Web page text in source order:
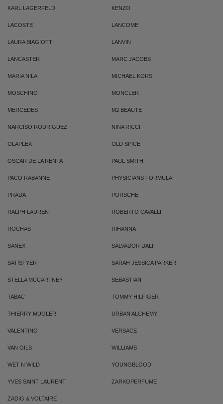
KARL LAGERFELD KENZO
LACOSTE LANCOME
LAURA BIAGIOTTI LANVIN
LANCASTER MARC JACOBS
MARIA NILA MICHAEL KORS
MOSCHINO MONCLER
MERCEDES M2 BEAUTE
NARCISO RODRIGUEZ NINA RICCI
OLAPLEX OLD SPICE
OSCAR DE LA RENTA PAUL SMITH
PACO RABANNE PHYSICIANS FORMULA
PRADA PORSCHE
RALPH LAUREN ROBERTO CAVALLI
ROCHAS RIHANNA
SANEX SALVADOR DALI
SATISFYER SARAH JESSICA PARKER
STELLA MCCARTNEY SEBASTIAN
TABAC TOMMY HILFIGER
THIERRY MUGLER URBAN ALCHEMY
VALENTINO VERSACE
VAN GILS WILLIAMS
WET N WILD YOUNGBLOOD
YVES SAINT LAURENT ZARKOPERFUME
ZADIG & VOLTAIRE